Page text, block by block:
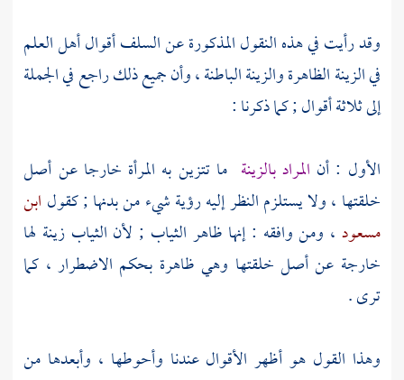
وقد رأيت في هذه النقول المذكورة عن السلف أقوال أهل العلم
في الزينة الظاهرة والزينة الباطنة ، وأن جميع ذلك راجع في الجملة
إلى ثلاثة أقوال ; كما ذكرنا :
الأول : أن المراد بالزينة ما تتزين به المرأة خارجا عن أصل
خلقتها ، ولا يستلزم النظر إليه رؤية شيء من بدنها ; كقول ابن
مسعود ، ومن وافقه : إنها ظاهر الثياب ; لأن الثياب زينة لها
خارجة عن أصل خلقتها وهي ظاهرة بحكم الاضطرار ، كما
ترى .
وهذا القول هو أظهر الأقوال عندنا وأحوطها ، وأبعدها من